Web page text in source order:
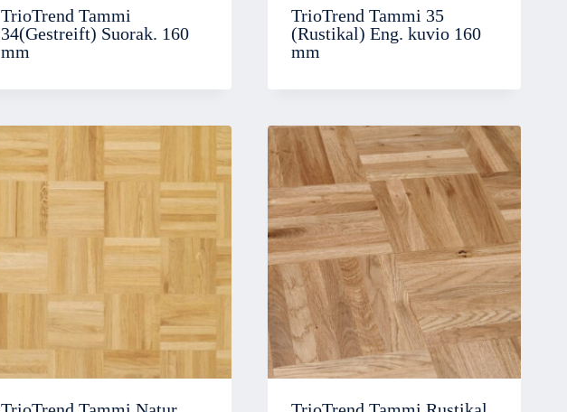
TrioTrend Tammi
34(Gestreift) Suorak. 160
mm
TrioTrend Tammi 35
(Rustikal) Eng. kuvio 160
mm